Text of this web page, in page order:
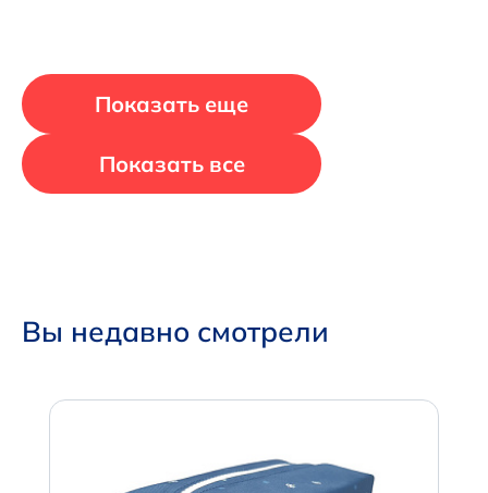
Показать еще
Показать все
Вы недавно смотрели